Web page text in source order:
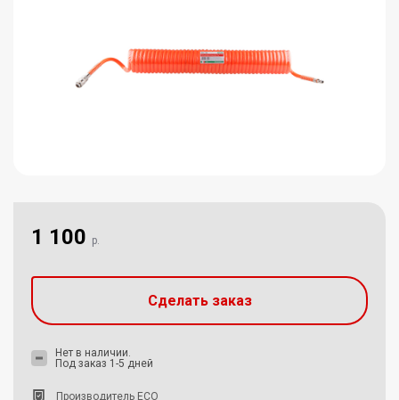
1 100 р.
Сделать заказ
Нет в наличии.
Под заказ 1-5 дней
Производитель ECO